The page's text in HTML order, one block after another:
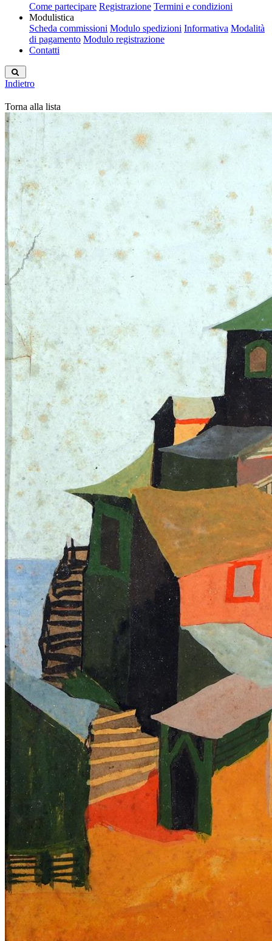
Come partecipare Registrazione Termini e condizioni
Modulistica
Scheda commissioni Modulo spedizioni Informativa Modalità
di pagamento Modulo registrazione
Contatti
Indietro
Torna alla lista